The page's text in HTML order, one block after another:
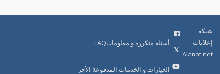
شبكة
إعلانات
Alanat.net
أسئلة متكررة و معلوماتFAQ
الخيارات و الخدمات المدفوعة الأجر